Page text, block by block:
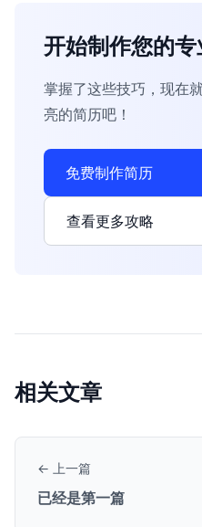
开始制作您的
掌握了这些技巧，现在
亮的简历吧！
免费制作简历
查看更多攻略
相关文章
← 上一篇
已经是第一篇